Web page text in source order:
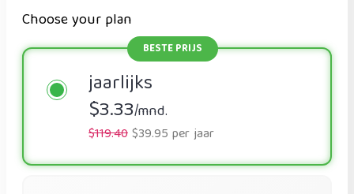
Choose your plan
jaarlijks
$3.33/mnd.
$119.40$39.95 per jaar